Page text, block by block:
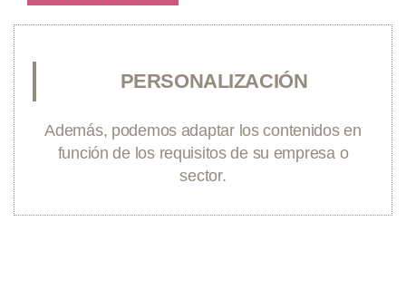
PERSONALIZACIÓN
Además, podemos adaptar los contenidos en
función de los requisitos de su empresa o
sector.